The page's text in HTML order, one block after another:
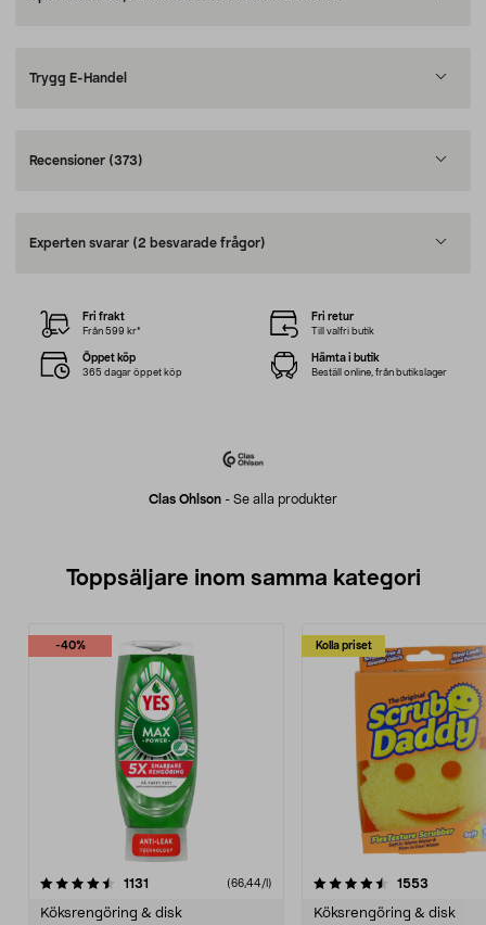
Trygg E-Handel
Recensioner (373)
Experten svarar (2 besvarade frågor)
Clas Ohlson - Se alla produkter
Fri frakt
Från 599 kr*
Fri retur
Till valfri butik
Öppet köp
365 dagar öppet köp
Hämta i butik
Beställ online, från butikslager
Toppsäljare inom samma kategori
-40%
1131 (66,44/l)
Köksrengöring & disk
Kolla priset
4.5 av 5 stjärnor 1553
Köksrengöring & disk
4.5 av 5 stjärnor